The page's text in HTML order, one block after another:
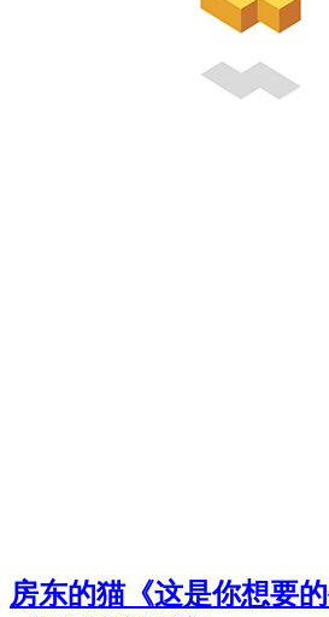
房东的猫《这是你想要